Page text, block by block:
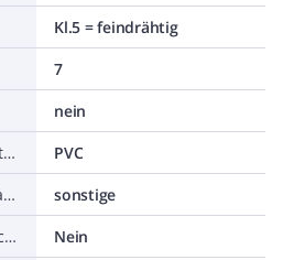
Kl.5 = feindrähtig
7
nein
Werkstoff der Aderisolation
PVC
Spezifizierung Aderisolation
sonstige
Aderkennzeichnung nach HD 308 S2
Nein